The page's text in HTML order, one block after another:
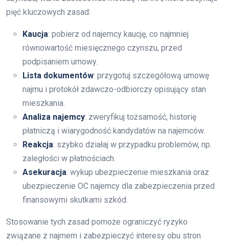
pięć kluczowych zasad:
Kaucja: pobierz od najemcy kaucję, co najmniej
równowartość miesięcznego czynszu, przed
podpisaniem umowy.
Lista dokumentów: przygotuj szczegółową umowę
najmu i protokół zdawczo-odbiorczy opisujący stan
mieszkania.
Analiza najemcy: zweryfikuj tożsamość, historię
płatniczą i wiarygodność kandydatów na najemców.
Reakcja: szybko działaj w przypadku problemów, np.
zaległości w płatnościach.
Asekuracja: wykup ubezpieczenie mieszkania oraz
ubezpieczenie OC najemcy dla zabezpieczenia przed
finansowymi skutkami szkód.
Stosowanie tych zasad pomoże ograniczyć ryzyko
związane z najmem i zabezpieczyć interesy obu stron